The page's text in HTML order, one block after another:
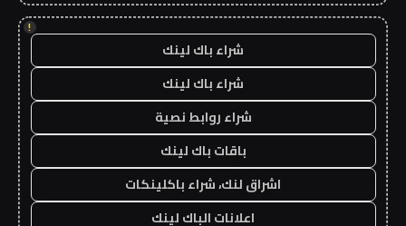
!
شراء باك لينك
شراء باك لينك
شراء روابط نصية
باقات باك لينك
اشراق لنك، شراء باكلينكات
اعلانات الباك لينك